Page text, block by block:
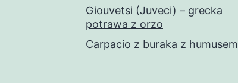
Giouvetsi (Juveci) – grecka
potrawa z orzo
Carpacio z buraka z humusem